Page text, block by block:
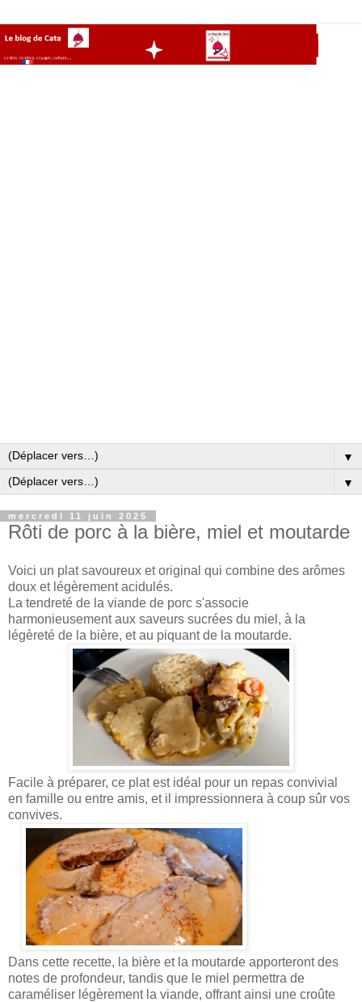
▼
▼
mercredi 11 juin 2025
Rôti de porc à la bière, miel et moutarde
Voici un plat savoureux et original qui combine des arômes
doux et légèrement acidulés.
La tendreté de la viande de porc s'associe
harmonieusement aux saveurs sucrées du miel, à la
légèreté de la bière, et au piquant de la moutarde.
Facile à préparer, ce plat est idéal pour un repas convivial
en famille ou entre amis, et il impressionnera à coup sûr vos
convives.
Dans cette recette, la bière et la moutarde apporteront des
notes de profondeur, tandis que le miel permettra de
caraméliser légèrement la viande, offrant ainsi une croûte